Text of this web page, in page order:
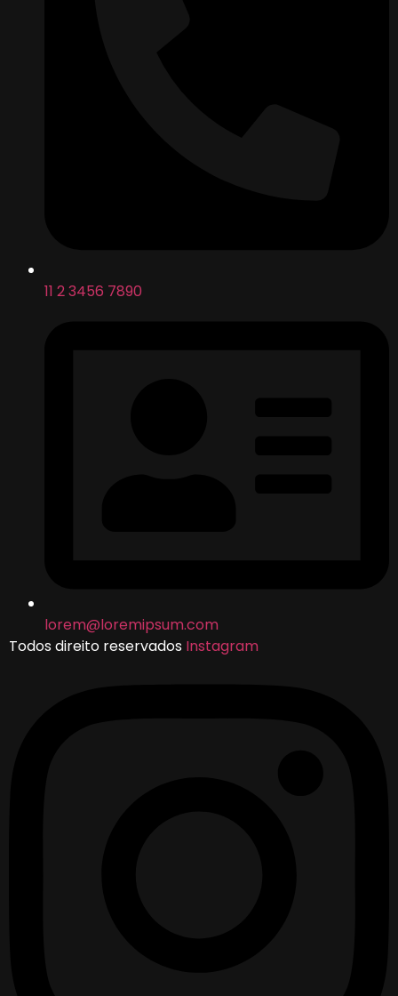
11 2 3456 7890
lorem@loremipsum.com
Todos direito reservados Instagram